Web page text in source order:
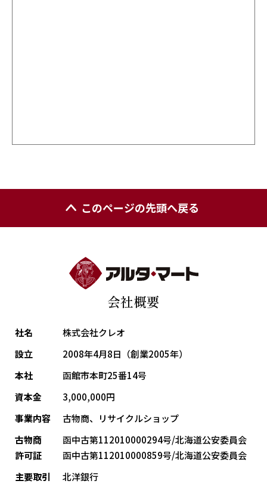
このページの先頭へ戻る
会社概要
社名
株式会社クレオ
設立
2008年4月8日（創業2005年）
本社
函館市本町25番14号
資本金
3,000,000円
事業内容
古物商、リサイクルショップ
古物商
許可証
函中古第112010000294号/北海道公安委員会
函中古第112010000859号/北海道公安委員会
主要取引
北洋銀行